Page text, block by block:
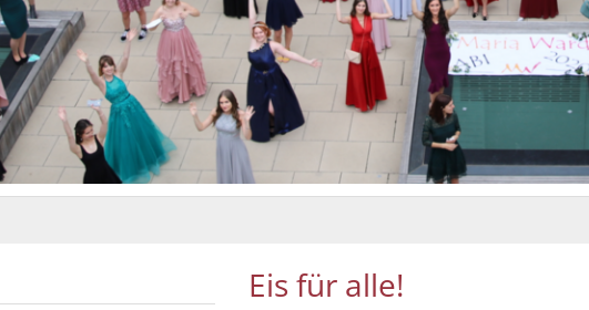
Eis für alle!